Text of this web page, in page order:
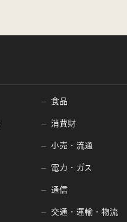
食品
消費財
小売・流通
電力・ガス
通信
交通・運輸・物流